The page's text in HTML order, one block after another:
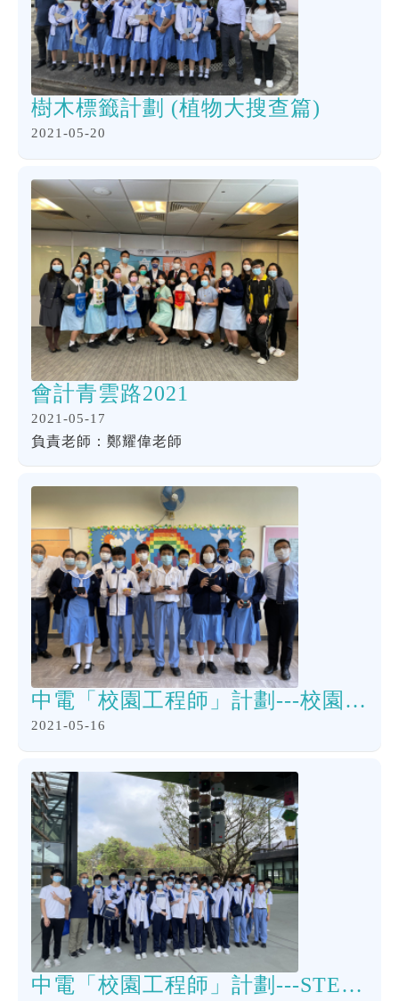
樹木標籤計劃 (植物大搜查篇)
2021-05-20
會計青雲路2021
2021-05-17
負責老師：鄭耀偉老師
中電「校園工程師」計劃---校園講座
2021-05-16
中電「校園工程師」計劃---STEM工作坊